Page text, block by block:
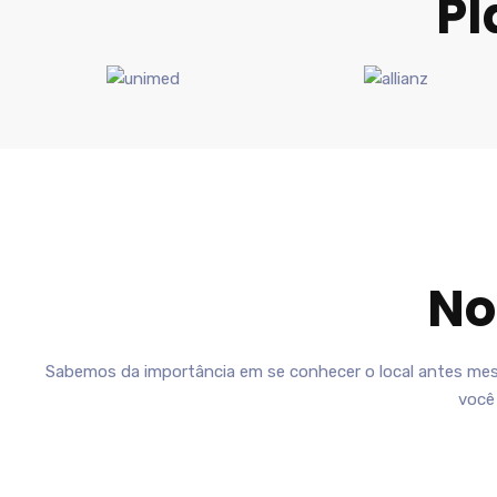
Sabemos da importância em se conhecer o local antes